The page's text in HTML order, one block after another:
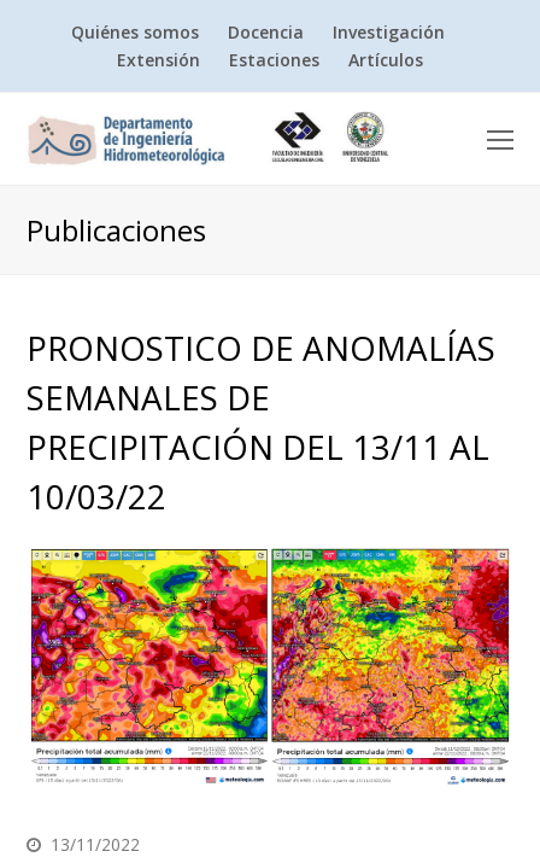
Quiénes somos Docencia
Investigación
Extensión
Estaciones Artículos
Publicaciones
PRONOSTICO DE ANOMALÍAS
SEMANALES DE
PRECIPITACIÓN DEL 13/11 AL
10/03/22
13/11/2022